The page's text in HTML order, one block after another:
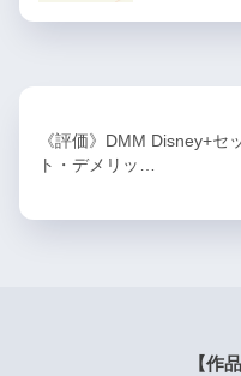
《評価》DMM Disney+セ
ト・デメリッ…
【作